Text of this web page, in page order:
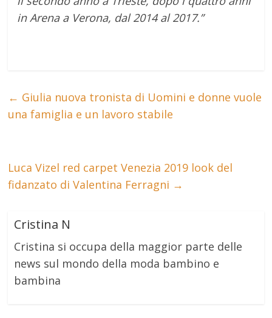
in Arena a Verona, dal 2014 al 2017.”
← Giulia nuova tronista di Uomini e donne vuole
una famiglia e un lavoro stabile
Luca Vizel red carpet Venezia 2019 look del
fidanzato di Valentina Ferragni →
Cristina N
Cristina si occupa della maggior parte delle
news sul mondo della moda bambino e
bambina